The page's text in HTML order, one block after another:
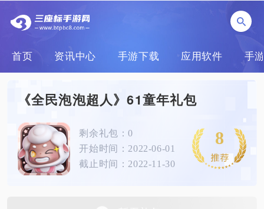
首页 资讯中心 手游下载 应用软件 手
《全民泡泡超人》61童年礼包
剩余礼包：0
开始时间：2022-06-01
截止时间：2022-11-30
8